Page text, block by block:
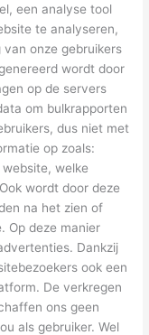
een analyse tool
te analyseren,
onze gebruikers
wordt door
op de servers
om bulkrapporten
dus niet met
op zoals:
welke
wordt door deze
na het zien of
Op deze manier
Dankzij
ook een
De verkregen
ons geen
als gebruiker. Wel